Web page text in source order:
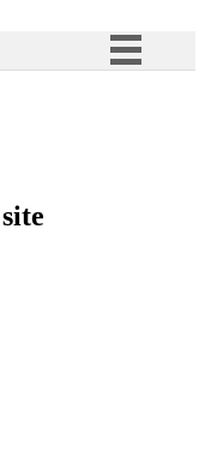
à informação